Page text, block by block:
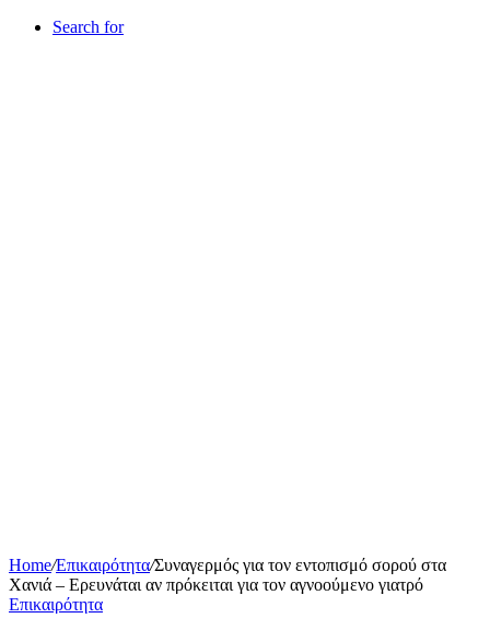
Search for
Home/Επικαιρότητα/Συναγερμός για τον εντοπισμό σορού στα
Χανιά – Ερευνάται αν πρόκειται για τον αγνοούμενο γιατρό
Επικαιρότητα